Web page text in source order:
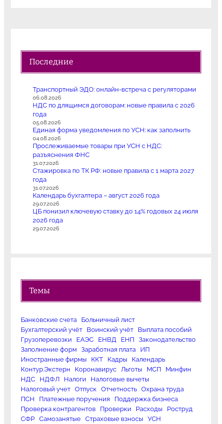
Последние
Транспортный ЭДО: онлайн-встреча с регуляторами
06.08.2026
НДС по длящимся договорам: новые правила с 2026
года
05.08.2026
Единая форма уведомления по УСН: как заполнить
04.08.2026
Прослеживаемые товары при УСН с НДС:
разъяснения ФНС
31.07.2026
Стажировка по ТК РФ: новые правила с 1 марта 2027
года
31.07.2026
Календарь бухгалтера – август 2026 года
29.07.2026
ЦБ понизил ключевую ставку до 14% годовых 24 июля
2026 года
29.07.2026
Темы
Банковские счета
Больничный лист
Бухгалтерский учёт
Воинский учёт
Выплата пособий
Грузоперевозки
ЕАЭС ЕНВД ЕНП
Законодательство
Заполнение форм
Заработная плата
ИП
Иностранные фирмы
ККТ Кадры
Календарь
Контур.Экстерн
Коронавирус Льготы МСП
Минфин
НДС
НДФЛ Налоги
Налоговые вычеты
Налоговый учет
Отпуск Отчетность
Охрана труда
ПСН
Платежные поручения
Поддержка бизнеса
Проверка контрагентов
Проверки Расходы
Роструд
СФР
Самозанятые Страховые взносы
УСН